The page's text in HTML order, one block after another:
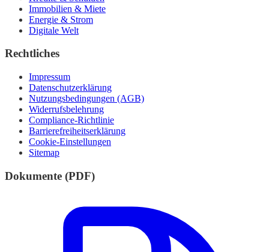
Immobilien & Miete
Energie & Strom
Digitale Welt
Rechtliches
Impressum
Datenschutzerklärung
Nutzungsbedingungen (AGB)
Widerrufsbelehrung
Compliance-Richtlinie
Barrierefreiheitserklärung
Cookie-Einstellungen
Sitemap
Dokumente (PDF)